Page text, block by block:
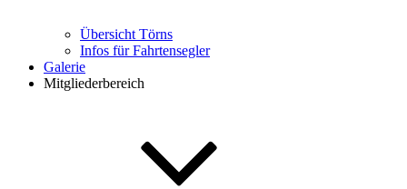
Übersicht Törns
Infos für Fahrtensegler
Galerie
Mitgliederbereich